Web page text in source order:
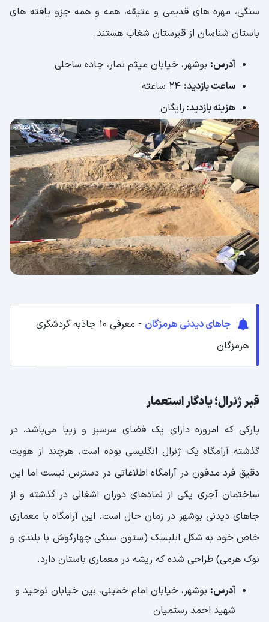
سنگی، مهره ‌های قدیمی و عتیقه، همه و همه جزو یافته ‌های
باستان شناسان از قبرستان شغاب هستند.
آدرس: بوشهر، خیابان میثم تمار، جاده ساحلی
ساعت بازدید:
هزینه بازدید: رایگان
جاهای دیدنی هرمزگان
- معرفی ۱۰ جاذبه‌ گردشگری
هرمزگان
قبر ژنرال؛ یادگار استعمار
پارکی که امروزه دارای یک فضای سرسبز و زیبا می‌باشد، در
گذشته آرامگاه یک ژنرال انگلیسی بوده است. هرچند از هویت
دقیق فرد مدفون در آرامگاه اطلاعاتی در دسترس نیست اما این
ساختمان آجری یکی از نمادهای دوران اشغالی در گذشته و از
جاهای دیدنی بوشهر در زمان حال است. این آرامگاه با معماری
خاص خود به شکل ابلیسک (ستون سنگی چهارگوش با بلندی و
نوک هرمی) طراحی شده که ریشه در معماری باستان دارد.
آدرس: بوشهر، خیابان امام خمینی، بین خیابان توحید و
شهید احمد رستمیان